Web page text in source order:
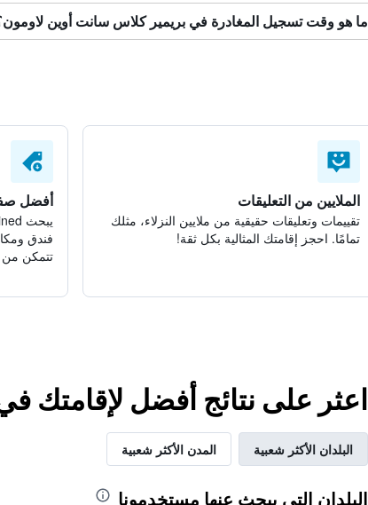
ما هو وقت تسجيل المغادرة في بريمير كلاس سانت أوين
الملايين من التعليقات
تقييمات وتعليقات حقيقية من ملايين النزلاء، مثلك
تمامًا. احجز إقامتك المثالية بكل ثقة!
أفضل
فندق
تتمكن من
اعثر على نتائج أفضل لإقامتك
البلدان الأكثر شعبية المدن الأكثر شعبية
البلدان التي يبحث عنها مستخدمونا